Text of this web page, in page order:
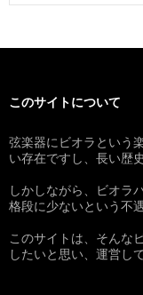
このサイトについて
弦楽器にビオラという
い存在ですし、長い歴
しかしながら、ビオラ
格段に少ないという不
このサイトは、そんな
したいと思い、運営し